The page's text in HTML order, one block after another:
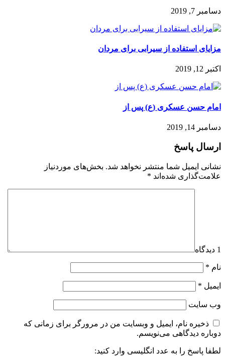
دسامبر 7, 2019
️مزایای استفاده از سیرابی برای مردان
اکتبر 12, 2019
امام حسن عسکری (ع) پس از
دسامبر 14, 2019
ارسال پاسخ
نشانی ایمیل شما منتشر نخواهد شد. بخش‌های موردنیاز
علامت‌گذاری شده‌اند *
1 دیدگاه
نام *
ایمیل *
وب‌ سایت
ذخیره نام، ایمیل و وبسایت من در مرورگر برای زمانی که
دوباره دیدگاهی می‌نویسم.
لطفا پاسخ را به عدد انگلیسی وارد کنید: